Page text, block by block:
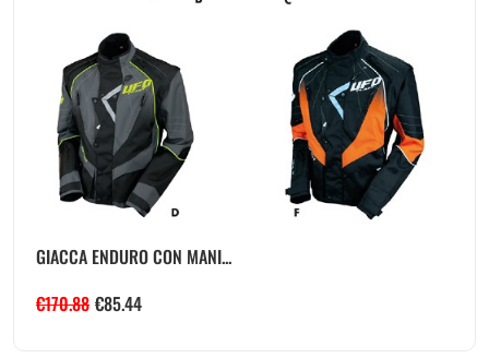
GIACCA ENDURO CON MANI...
€170.88 €85.44